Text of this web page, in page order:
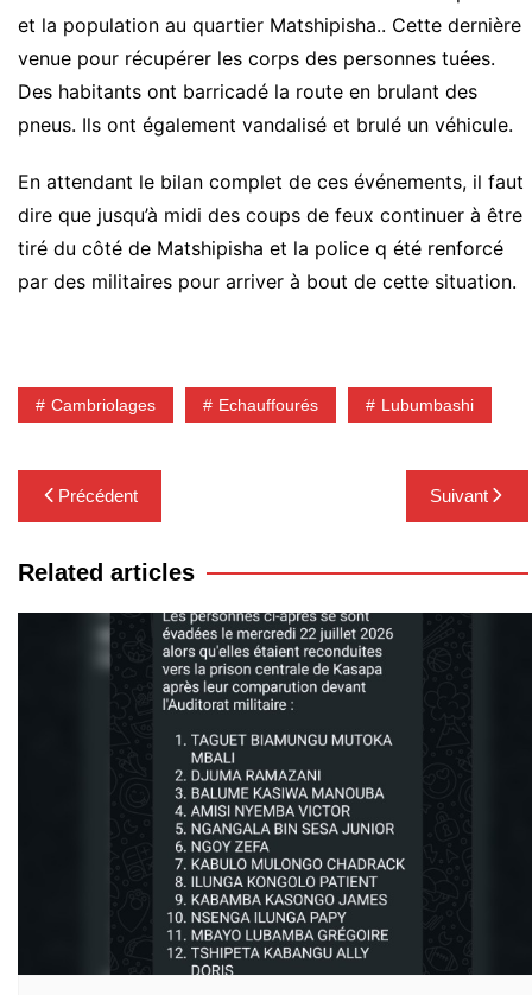
et la population au quartier Matshipisha.. Cette dernière
venue pour récupérer les corps des personnes tuées.
Des habitants ont barricadé la route en brulant des
pneus. Ils ont également vandalisé et brulé un véhicule.
En attendant le bilan complet de ces événements, il faut
dire que jusqu’à midi des coups de feux continuer à être
tiré du côté de Matshipisha et la police q été renforcé
par des militaires pour arriver à bout de cette situation.
Cambriolages Echauffourés Lubumbashi
Navigation
de
l’article
Précédent Suivant
Related articles